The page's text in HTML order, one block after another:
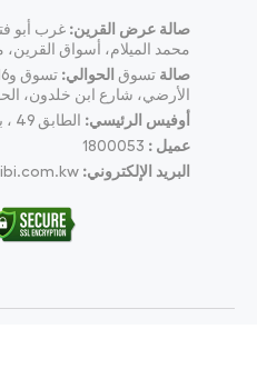
صالة عرض القرين:
محمد الميلام، أسواق
صالة تسوق الحوالي:
الأرضي، شارع ابن خلدون،
أوفيس الرئيسي: الطابق 49 ، برج أرايا، الكويت ، الكويت
عميل : 1800053
البريد الإلكتروني: